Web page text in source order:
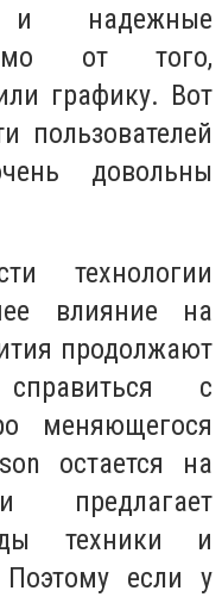
и надежные
от того,
графику. Вот
пользователей
довольны
технологии
влияние на
продолжают
с
меняющегося
остается на
техники и
если у